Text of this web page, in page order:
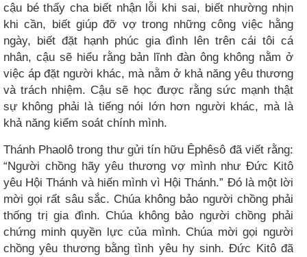
cậu bé thấy cha biết nhận lỗi khi sai, biết nhường nhịn
khi cần, biết giúp đỡ vợ trong những công việc hằng
ngày, biết đặt hạnh phúc gia đình lên trên cái tôi cá
nhân, cậu sẽ hiểu rằng bản lĩnh đàn ông không nằm ở
việc áp đặt người khác, mà nằm ở khả năng yêu thương
và trách nhiệm. Cậu sẽ học được rằng sức mạnh thật
sự không phải là tiếng nói lớn hơn người khác, mà là
khả năng kiểm soát chính mình.
Thánh Phaolô trong thư gửi tín hữu Êphêsô đã viết rằng:
“Người chồng hãy yêu thương vợ mình như Đức Kitô
yêu Hội Thánh và hiến mình vì Hội Thánh.” Đó là một lời
mời gọi rất sâu sắc. Chúa không bảo người chồng phải
thống trị gia đình. Chúa không bảo người chồng phải
chứng minh quyền lực của mình. Chúa mời gọi người
chồng yêu thương bằng tình yêu hy sinh. Đức Kitô đã